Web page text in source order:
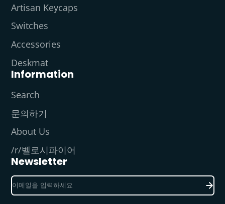
Artisan Keycaps
Switches
Accessories
Deskmat
Information
Search
문의하기
About Us
/r/벨로시파이어
Newsletter
이
메